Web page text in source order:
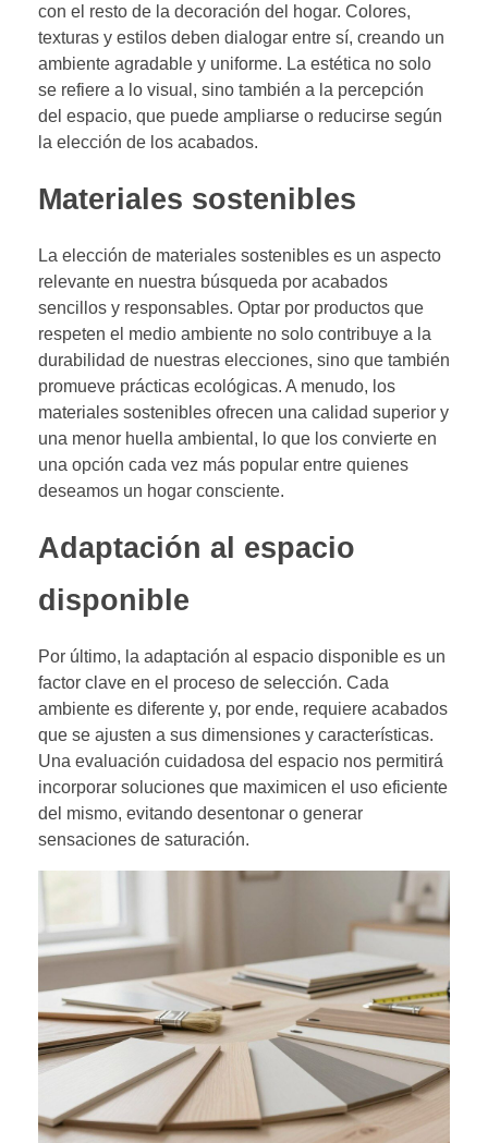
con el resto de la decoración del hogar. Colores,
texturas y estilos deben dialogar entre sí, creando un
ambiente agradable y uniforme. La estética no solo
se refiere a lo visual, sino también a la percepción
del espacio, que puede ampliarse o reducirse según
la elección de los acabados.
Materiales sostenibles
La elección de materiales sostenibles es un aspecto
relevante en nuestra búsqueda por acabados
sencillos y responsables. Optar por productos que
respeten el medio ambiente no solo contribuye a la
durabilidad de nuestras elecciones, sino que también
promueve prácticas ecológicas. A menudo, los
materiales sostenibles ofrecen una calidad superior y
una menor huella ambiental, lo que los convierte en
una opción cada vez más popular entre quienes
deseamos un hogar consciente.
Adaptación al espacio
disponible
Por último, la adaptación al espacio disponible es un
factor clave en el proceso de selección. Cada
ambiente es diferente y, por ende, requiere acabados
que se ajusten a sus dimensiones y características.
Una evaluación cuidadosa del espacio nos permitirá
incorporar soluciones que maximicen el uso eficiente
del mismo, evitando desentonar o generar
sensaciones de saturación.